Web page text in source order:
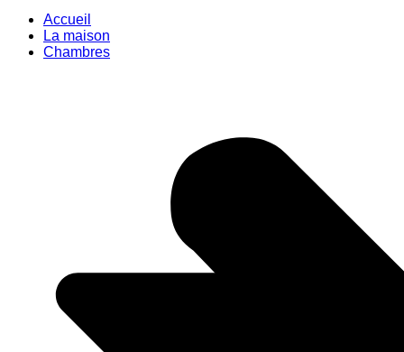
Accueil
La maison
Chambres